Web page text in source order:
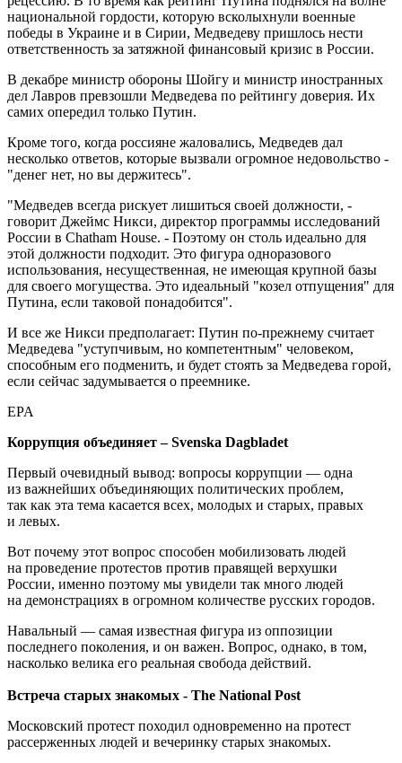
национальной гордости, которую всколыхнули военные
победы в Украине и в Сирии, Медведеву пришлось нести
ответственность за затяжной финансовый кризис в России.
В декабре министр обороны Шойгу и министр иностранных
дел Лавров превзошли Медведева по рейтингу доверия. Их
самих опередил только Путин.
Кроме того, когда россияне жаловались, Медведев дал
несколько ответов, которые вызвали огромное недовольство -
"денег нет, но вы держитесь".
"Медведев всегда рискует лишиться своей должности, -
говорит Джеймс Никси, директор программы исследований
России в Chatham House. - Поэтому он столь идеально для
этой должности подходит. Это фигура одноразового
использования, несущественная, не имеющая крупной базы
для своего могущества. Это идеальный "козел отпущения" для
Путина, если таковой понадобится".
И все же Никси предполагает: Путин по-прежнему считает
Медведева "уступчивым, но компетентным" человеком,
способным его подменить, и будет стоять за Медведева горой,
если сейчас задумывается о преемнике.
EPA
Коррупция объединяет – Svenska Dagbladet
Первый очевидный вывод: вопросы коррупции — одна
из важнейших объединяющих политических проблем,
так как эта тема касается всех, молодых и старых, правых
и левых.
Вот почему этот вопрос способен мобилизовать людей
на проведение протестов против правящей верхушки
России, именно поэтому мы увидели так много людей
на демонстрациях в огромном количестве русских городов.
Навальный — самая известная фигура из оппозиции
последнего поколения, и он важен. Вопрос, однако, в том,
насколько велика его реальная свобода действий.
Встреча старых знакомых - The National Post
Московский протест походил одновременно на протест
рассерженных людей и вечеринку старых знакомых.